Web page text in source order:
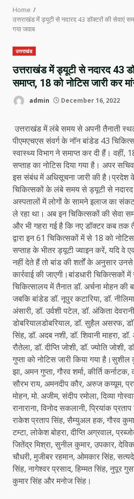
Home
उत्तराखंड में ड्यूटी से नदारद 43 डॉक्टरों की सेवाएं
गया जवाब
उत्तराखंड
उत्तराखंड में ड्यूटी से नदारद 43
समाप्त, 18 को नोटिस जारी कर
admin December 16, 2022
उत्तराखंड में लंबे समय से अपनी तैनाती
पीएमएचएस संवर्ग के नॉन बांडेड 43
स्वास्थ्य विभाग ने समाप्त कर दी हैं। वहीं,
सप्ताह का नोटिस दिया गया है। अपर
इस संबंध में अधिसूचना जारी की है।प्रदेश
चिकित्सकों के लंबे समय से ड्यूटी से
अस्पतालों में लोगों के सामने इलाज का संकट
ले रहा था। अब इन चिकित्सकों की सेवा
और भी गहरा गई है कि नए डॉक्टर कब तक
द्वारा इन 61 चिकित्सकों में से 18 को
सप्ताह के भीतर ड्यूटी ज्वाइन करें, यदि वे
नहीं देते हैं तो बांड की शर्तों के अनुसार
कार्रवाई की जाएगी।बांडधारी चिकित्सकों
चिकित्सालय में तैनात डॉ. अर्चना मोहन की
जबकि बांडेड डॉ. नूपुर कटारिया, डॉ.
अंसारी, डॉ. उर्वशी पटेल, डॉ. अंकिता
डोबरियालडोबरियाल, डॉ. सुहैल असरफ,
सिंह, डॉ. अदब नशी, डॉ. शिवानी माहरा, डॉ.
रौतेला, डॉ. दीप्ति जोशी, डॉ. ज्योति
गुप्ता को नोटिस जारी किया गया
झा, अमन गुप्ता, गौरव शर्मा, कीर्ति
सौरभ राय, अमनदीप कौर, अरुज कय्यूम,
मोहन, मो. अजीम, संदीप रमोला, दिव्या
रानाराना, विनोद सकलानी, प्रियांक प्रताप
राकेश प्रताप सिंह, सैम्युअल हक, गौरव
टम्टा, लोकेश बोहरा, दीप्ति अग्रवाल,
जितेंद्र मिश्रा, सुनील कुमार, उपकार,
चौधरी, मुजीबर रहमान, ओमकार सिंह,
सिंह, नागेश्वर प्रसाद, हिम्मत सिंह, नुपूर
कुमार सिंह और मनोज सिंह।